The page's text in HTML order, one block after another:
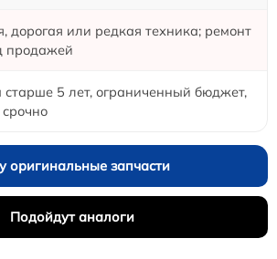
дорогая или редкая техника; ремонт
продажей
старше 5 лет, ограниченный бюджет,
оригинальные запчасти
Подойдут аналоги